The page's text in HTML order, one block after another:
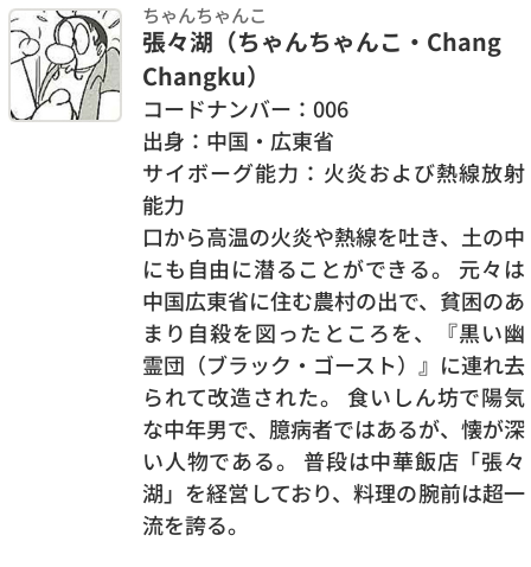
ちゃんちゃんこ
張々湖（ちゃんちゃんこ・Chang
Changku）
コードナンバー：006
出身：中国・広東省
サイボーグ能力：火炎および熱線放射
能力
口から高温の火炎や熱線を吐き、土の中
にも自由に潜ることができる。 元々は
中国広東省に住む農村の出で、貧困のあ
まり自殺を図ったところを、『黒い幽
霊団（ブラック・ゴースト）』に連れ去
られて改造された。 食いしん坊で陽気
な中年男で、臆病者ではあるが、懐が深
い人物である。 普段は中華飯店「張々
湖」を経営しており、料理の腕前は超一
流を誇る。